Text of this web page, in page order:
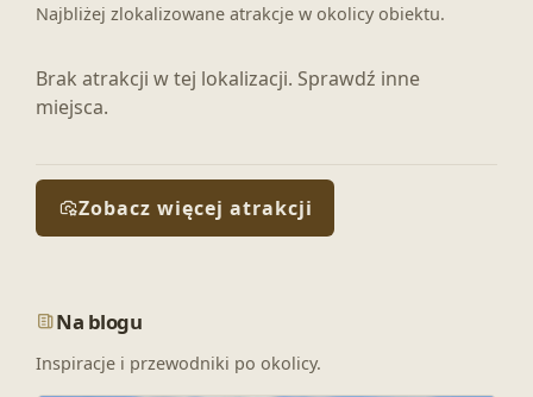
Najbliżej zlokalizowane atrakcje w okolicy obiektu.
Brak atrakcji w tej lokalizacji. Sprawdź inne
miejsca.
Zobacz więcej atrakcji
Na blogu
Inspiracje i przewodniki po okolicy.